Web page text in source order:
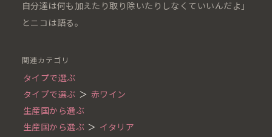
自分達は何も加えたり取り除いたりしなくていいんだよ」
とニコは語る。
関連カテゴリ
タイプで選ぶ
タイプで選ぶ ＞ 赤ワイン
生産国から選ぶ
生産国から選ぶ ＞ イタリア